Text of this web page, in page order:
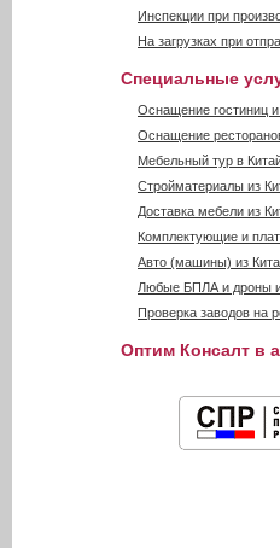
Инспекции при
На загрузках при
Специальные
Оснащение гостиниц
Оснащение
Мебельный тур в
Стройматериалы из
Доставка мебели из
Комплектующие и
Авто (машины) из
Любые БПЛА и дроны
Проверка заводов на
Оптим Консалт в